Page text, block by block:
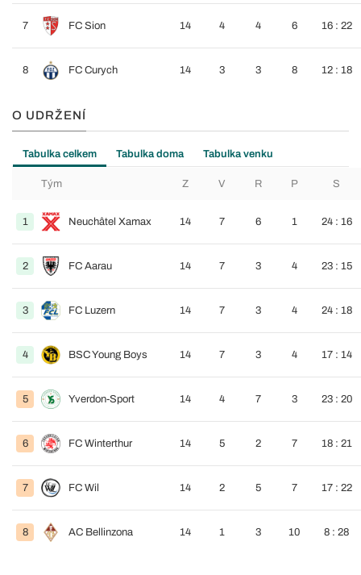
7 FC Sion 14 4 4 6 16 : 22
8 FC Curych 14 3 3 8 12 : 18
O UDRŽENÍ
Tabulka celkem Tabulka doma Tabulka venku
Tým Z V R P S
1 Neuchâtel Xamax 14 7 6 1 24 : 16
2 FC Aarau 14 7 3 4 23 : 15
3 FC Luzern 14 7 3 4 24 : 18
4 BSC Young Boys 14 7 3 4 17 : 14
5 Yverdon-Sport 14 4 7 3 23 : 20
6 FC Winterthur 14 5 2 7 18 : 21
7 FC Wil 14 2 5 7 17 : 22
8 AC Bellinzona 14 1 3 10 8 : 28